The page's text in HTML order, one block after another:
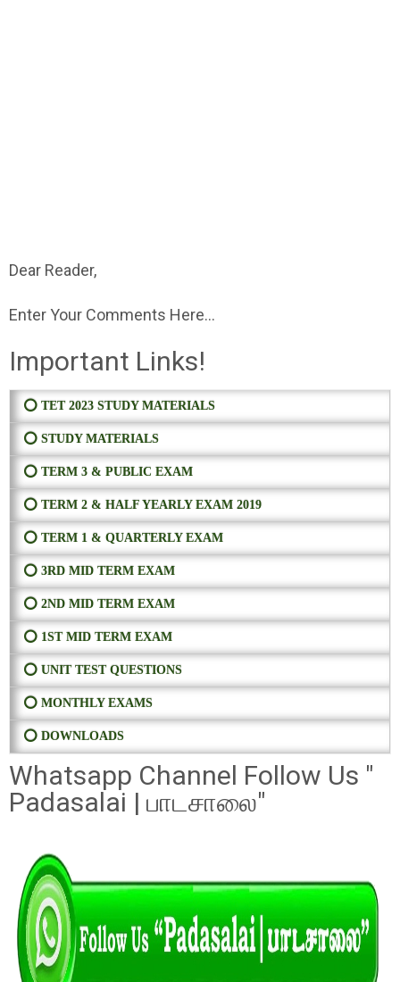
Dear Reader,
Enter Your Comments Here...
Important Links!
⭕ TET 2023 STUDY MATERIALS
⭕ STUDY MATERIALS
⭕ TERM 3 & PUBLIC EXAM
⭕ TERM 2 & HALF YEARLY EXAM 2019
⭕ TERM 1 & QUARTERLY EXAM
⭕ 3RD MID TERM EXAM
⭕ 2ND MID TERM EXAM
⭕ 1ST MID TERM EXAM
⭕ UNIT TEST QUESTIONS
⭕ MONTHLY EXAMS
⭕ DOWNLOADS
Whatsapp Channel Follow Us "
Padasalai | பாடசாலை"